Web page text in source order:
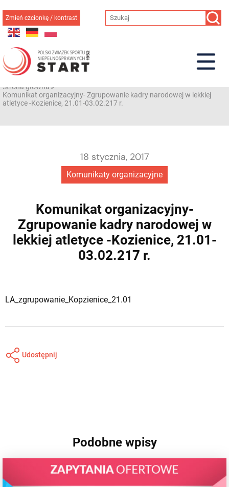
do
treści
Zmień czcionkę / kontrast
Strona główna»
Komunikat organizacyjny- Zgrupowanie kadry narodowej w lekkiej
atletyce -Kozienice, 21.01-03.02.217 r.
Komunikaty organizacyjne
18 stycznia, 2017
Komunikat organizacyjny-
Zgrupowanie kadry narodowej w
lekkiej atletyce -Kozienice, 21.01-
03.02.217 r.
LA_zgrupowanie_Kopzienice_21.01
Udostępnij
Podobne wpisy